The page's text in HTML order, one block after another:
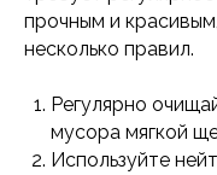
прочным и
несколько правил.
Регулярно
мусора мягкой
Используйте